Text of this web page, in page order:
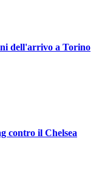
dell'arrivo a Torino
contro il Chelsea